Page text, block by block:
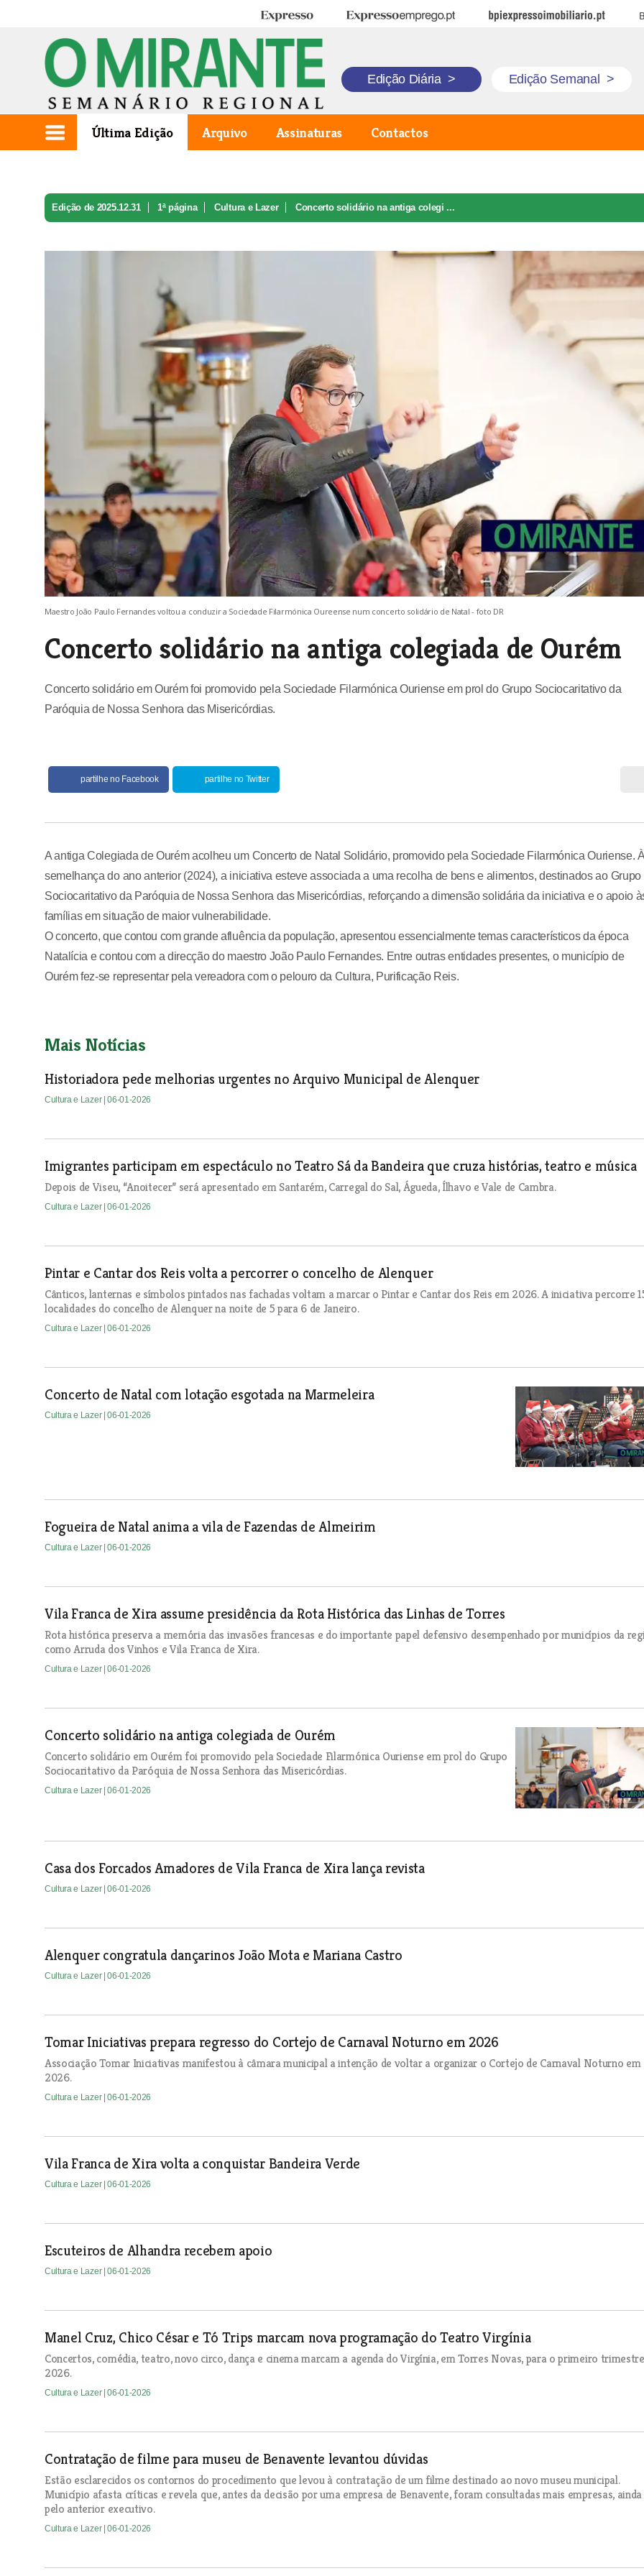
Expresso Expresso Emprego BPI Expresso Imobiliário
Edição Diária > Edição Semanal >
Última Edição Arquivo Assinaturas Contactos
Edição de 2025.12.31 1ª página Cultura e Lazer Concerto solidário na antiga colegi ...
Maestro João Paulo Fernandes voltou a conduzir a Sociedade Filarmónica Oureense num concerto solidário de Natal - foto DR
Concerto solidário na antiga colegiada de Ourém
Concerto solidário em Ourém foi promovido pela Sociedade Filarmónica Ouriense em prol do Grupo Sociocaritativo da
Paróquia de Nossa Senhora das Misericórdias.
partilhe no Facebook partilhe no Twitter
A antiga Colegiada de Ourém acolheu um Concerto de Natal Solidário, promovido pela Sociedade Filarmónica Ouriense.
semelhança do ano anterior (2024), a iniciativa esteve associada a uma recolha de bens e alimentos, destinados ao Grupo
Sociocaritativo da Paróquia de Nossa Senhora das Misericórdias, reforçando a dimensão solidária da iniciativa e o apoio
famílias em situação de maior vulnerabilidade.
O concerto, que contou com grande afluência da população, apresentou essencialmente temas característicos da época
Natalícia e contou com a direcção do maestro João Paulo Fernandes. Entre outras entidades presentes, o município de
Ourém fez-se representar pela vereadora com o pelouro da Cultura, Purificação Reis.
Mais Notícias
Historiadora pede melhorias urgentes no Arquivo Municipal de Alenquer
Cultura e Lazer | 06-01-2026
Imigrantes participam em espectáculo no Teatro Sá da Bandeira que cruza histórias, teatro e música
Depois de Viseu, “Anoitecer” será apresentado em Santarém, Carregal do Sal, Águeda, Ílhavo e Vale de Cambra.
Cultura e Lazer | 06-01-2026
Pintar e Cantar dos Reis volta a percorrer o concelho de Alenquer
Cânticos, lanternas e símbolos pintados nas fachadas voltam a marcar o Pintar e Cantar dos Reis em 2026. A iniciativa percorre
localidades do concelho de Alenquer na noite de 5 para 6 de Janeiro.
Cultura e Lazer | 06-01-2026
Concerto de Natal com lotação esgotada na Marmeleira
Cultura e Lazer | 06-01-2026
Fogueira de Natal anima a vila de Fazendas de Almeirim
Cultura e Lazer | 06-01-2026
Vila Franca de Xira assume presidência da Rota Histórica das Linhas de Torres
Rota histórica preserva a memória das invasões francesas e do importante papel defensivo desempenhado por municípios da
como Arruda dos Vinhos e Vila Franca de Xira.
Cultura e Lazer | 06-01-2026
Concerto solidário na antiga colegiada de Ourém
Concerto solidário em Ourém foi promovido pela Sociedade Filarmónica Ouriense em prol do Grupo
Sociocaritativo da Paróquia de Nossa Senhora das Misericórdias.
Cultura e Lazer | 06-01-2026
Casa dos Forcados Amadores de Vila Franca de Xira lança revista
Cultura e Lazer | 06-01-2026
Alenquer congratula dançarinos João Mota e Mariana Castro
Cultura e Lazer | 06-01-2026
Tomar Iniciativas prepara regresso do Cortejo de Carnaval Noturno em 2026
Associação Tomar Iniciativas manifestou à câmara municipal a intenção de voltar a organizar o Cortejo de Carnaval Noturno em
2026.
Cultura e Lazer | 06-01-2026
Vila Franca de Xira volta a conquistar Bandeira Verde
Cultura e Lazer | 06-01-2026
Escuteiros de Alhandra recebem apoio
Cultura e Lazer | 06-01-2026
Manel Cruz, Chico César e Tó Trips marcam nova programação do Teatro Virgínia
Concertos, comédia, teatro, novo circo, dança e cinema marcam a agenda do Virgínia, em Torres Novas, para o primeiro
2026.
Cultura e Lazer | 06-01-2026
Contratação de filme para museu de Benavente levantou dúvidas
Estão esclarecidos os contornos do procedimento que levou à contratação de um filme destinado ao novo museu municipal.
Município afasta críticas e revela que, antes da decisão por uma empresa de Benavente, foram consultadas mais empresas, ainda
pelo anterior executivo.
Cultura e Lazer | 06-01-2026